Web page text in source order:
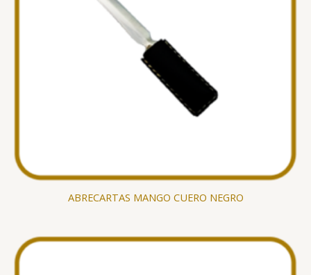
ABRECARTAS MANGO CUERO NEGRO